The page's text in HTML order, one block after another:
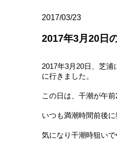
2017/03/23
2017年3月20日
2017年3月20日、芝
に行きました。
この日は、干潮が午
いつも満潮時間前後
気になり干潮時狙い